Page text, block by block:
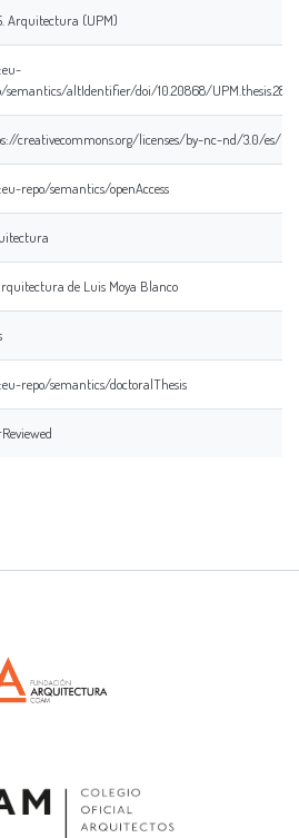
Arquitectura (UPM)
semantics/altIdentifier/doi/10.20868/UPM.thesis.2861
creativecommons.org/licenses/by-nc-nd/3.0/es/
repo/semantics/openAccess
de Luis Moya Blanco
repo/semantics/doctoralThesis